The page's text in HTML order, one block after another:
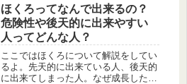
体についてまとめているよ。
ほくろってなんで出来るの？
危険性や後天的に出来やすい
人ってどんな人？
ここではほくろについて解説をしてい
るよ。先天的に出来ている人、後天的
に出来てしまった人。なぜ成長した時